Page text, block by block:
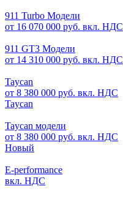
911 Turbo Модели
от 16 070 000 руб. вкл. НДС
911 GT3 Модели
от 14 310 000 руб. вкл. НДС
Taycan
от 8 380 000 руб. вкл. НДС
Taycan
Taycan модели
от 8 380 000 руб. вкл. НДС
Новый
E-performance
вкл. НДС